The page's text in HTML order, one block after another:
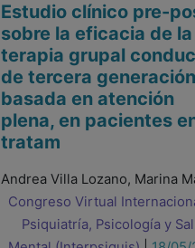
Estudio clínico pre-
sobre la eficacia de la
terapia grupal
de tercera
basada en atención
plena, en pacientes
tratam
Congreso Virtual
Psiquiatría, Psicología y